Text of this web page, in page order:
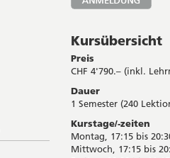
Kursübersicht
Preis
CHF 4'790.– (inkl.
Dauer
1 Semester (240
Kurstage/-zeiten
Montag, 17:15 bis
Mittwoch, 17:15 bis